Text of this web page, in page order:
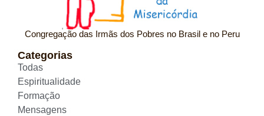
Congregação das Irmãs dos Pobres no Brasil e no Peru
Categorias
Todas
Espiritualidade
Formação
Mensagens